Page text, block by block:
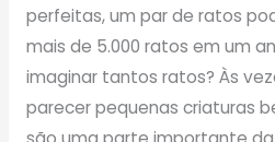
perfeitas, um par de ratos
mais de 5.000 ratos em um
imaginar tantos ratos? Às
parecer pequenas criaturas